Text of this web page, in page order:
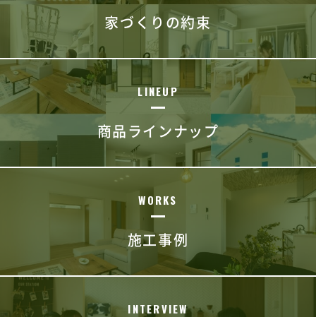
家づくりの約束
LINEUP
商品ラインナップ
WORKS
施工事例
INTERVIEW